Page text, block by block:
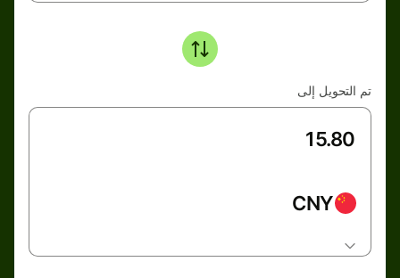
تم التحويل إلى
CNY